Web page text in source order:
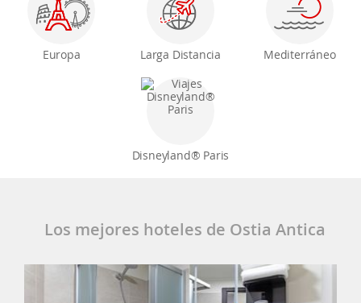
Europa Larga Distancia Mediterráneo
Disneyland® Paris
Los mejores hoteles de Ostia Antica